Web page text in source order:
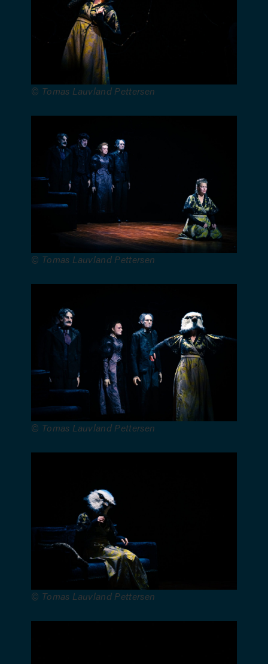
Yngvild
Cerf,
Duverne et
Lafaye –
Chorégraphie
: Cécile
Laloy –
Création
Costumes :
Benjamin
Moreau –
Son :
Simon
Masson –
Plateau et
manipulation
: Alix
Weugue –
: Claire
Costa –
Administration
Laure
© Tomas Lauvland Pettersen
© Tomas Lauvland Pettersen
© Tomas Lauvland Pettersen
© Tomas Lauvland Pettersen